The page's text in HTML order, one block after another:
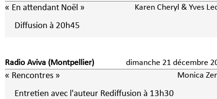
« En attendant Noël » Karen Cheryl & Yves
Diffusion à 20h45
Radio Aviva (Montpellier) dimanche 21 décembre
« Rencontres » Monica
Entretien avec l'auteur Rediffusion à 13h30